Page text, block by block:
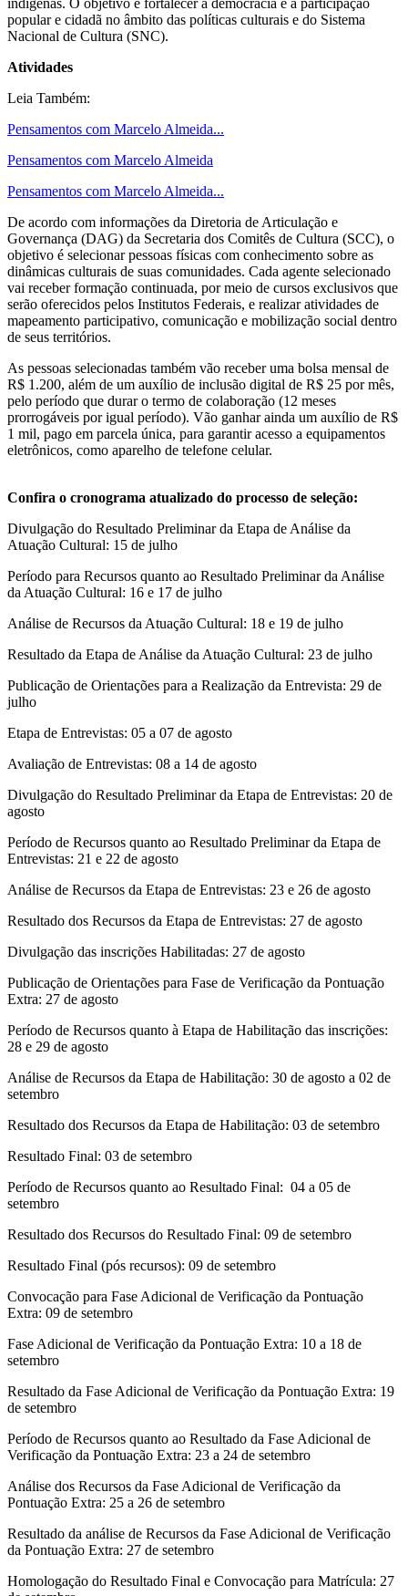
popular e cidadã no âmbito das políticas culturais e do Sistema
Nacional de Cultura (SNC).
Atividades
Leia Também:
Pensamentos com Marcelo Almeida...
Pensamentos com Marcelo Almeida
Pensamentos com Marcelo Almeida...
De acordo com informações da Diretoria de Articulação e
Governança (DAG) da Secretaria dos Comitês de Cultura (SCC), o
objetivo é selecionar pessoas físicas com conhecimento sobre as
dinâmicas culturais de suas comunidades. Cada agente selecionado
vai receber formação continuada, por meio de cursos exclusivos que
serão oferecidos pelos Institutos Federais, e realizar atividades de
mapeamento participativo, comunicação e mobilização social dentro
de seus territórios.
As pessoas selecionadas também vão receber uma bolsa mensal de
R$ 1.200, além de um auxílio de inclusão digital de R$ 25 por mês,
pelo período que durar o termo de colaboração (12 meses
prorrogáveis por igual período). Vão ganhar ainda um auxílio de R$
1 mil, pago em parcela única, para garantir acesso a equipamentos
eletrônicos, como aparelho de telefone celular.
Confira o cronograma atualizado do processo de seleção:
Divulgação do Resultado Preliminar da Etapa de Análise da
Atuação Cultural: 15 de julho
Período para Recursos quanto ao Resultado Preliminar da Análise
da Atuação Cultural: 16 e 17 de julho
Análise de Recursos da Atuação Cultural: 18 e 19 de julho
Resultado da Etapa de Análise da Atuação Cultural: 23 de julho
Publicação de Orientações para a Realização da Entrevista: 29 de
julho
Etapa de Entrevistas: 05 a 07 de agosto
Avaliação de Entrevistas: 08 a 14 de agosto
Divulgação do Resultado Preliminar da Etapa de Entrevistas: 20 de
agosto
Período de Recursos quanto ao Resultado Preliminar da Etapa de
Entrevistas: 21 e 22 de agosto
Análise de Recursos da Etapa de Entrevistas: 23 e 26 de agosto
Resultado dos Recursos da Etapa de Entrevistas: 27 de agosto
Divulgação das inscrições Habilitadas: 27 de agosto
Publicação de Orientações para Fase de Verificação da Pontuação
Extra: 27 de agosto
Período de Recursos quanto à Etapa de Habilitação das inscrições:
28 e 29 de agosto
Análise de Recursos da Etapa de Habilitação: 30 de agosto a 02 de
setembro
Resultado dos Recursos da Etapa de Habilitação: 03 de setembro
Resultado Final: 03 de setembro
Período de Recursos quanto ao Resultado Final: 04 a 05 de
setembro
Resultado dos Recursos do Resultado Final: 09 de setembro
Resultado Final (pós recursos): 09 de setembro
Convocação para Fase Adicional de Verificação da Pontuação
Extra: 09 de setembro
Fase Adicional de Verificação da Pontuação Extra: 10 a 18 de
setembro
Resultado da Fase Adicional de Verificação da Pontuação Extra: 19
de setembro
Período de Recursos quanto ao Resultado da Fase Adicional de
Verificação da Pontuação Extra: 23 a 24 de setembro
Análise dos Recursos da Fase Adicional de Verificação da
Pontuação Extra: 25 a 26 de setembro
Resultado da análise de Recursos da Fase Adicional de Verificação
da Pontuação Extra: 27 de setembro
Homologação do Resultado Final e Convocação para Matrícula: 27